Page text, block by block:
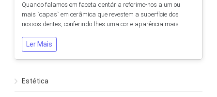
Quando falamos em faceta dentária referimo-nos a um ou
mais `capas` em cerâmica que revestem a superfície dos
nossos dentes, conferindo-lhes uma cor e aparência mais
factores, dos quais podemos destacar, dentes escurecidos,
desgastados, desalinhados e espaços (diastemas). São
Ler Mais
Estética